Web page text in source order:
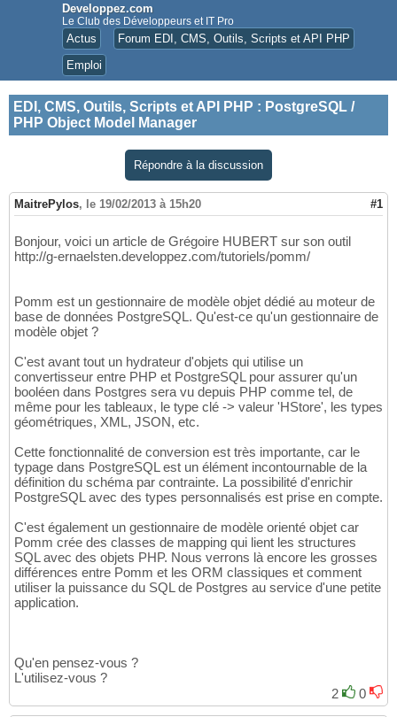
Developpez.com
Le Club des Développeurs et IT Pro
Actus
Forum EDI, CMS, Outils, Scripts et API PHP
Emploi
EDI, CMS, Outils, Scripts et API PHP : PostgreSQL /
PHP Object Model Manager
Répondre à la discussion
MaitrePylos, le 19/02/2013 à 15h20 #1
Bonjour, voici un article de Grégoire HUBERT sur son outil
http://g-ernaelsten.developpez.com/tutoriels/pomm/
Pomm est un gestionnaire de modèle objet dédié au moteur de
base de données PostgreSQL. Qu'est-ce qu'un gestionnaire de
modèle objet ?
C'est avant tout un hydrateur d'objets qui utilise un
convertisseur entre PHP et PostgreSQL pour assurer qu'un
booléen dans Postgres sera vu depuis PHP comme tel, de
même pour les tableaux, le type clé -> valeur 'HStore', les types
géométriques, XML, JSON, etc.
Cette fonctionnalité de conversion est très importante, car le
typage dans PostgreSQL est un élément incontournable de la
définition du schéma par contrainte. La possibilité d'enrichir
PostgreSQL avec des types personnalisés est prise en compte.
C'est également un gestionnaire de modèle orienté objet car
Pomm crée des classes de mapping qui lient les structures
SQL avec des objets PHP. Nous verrons là encore les grosses
différences entre Pomm et les ORM classiques et comment
utiliser la puissance du SQL de Postgres au service d'une petite
application.
Qu'en pensez-vous ?
L'utilisez-vous ?
2
0